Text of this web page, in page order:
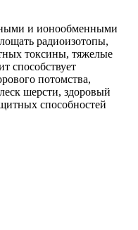
и ионообменными
радиоизотопы,
токсины, тяжелые
способствует
потомства,
шерсти, здоровый
способностей